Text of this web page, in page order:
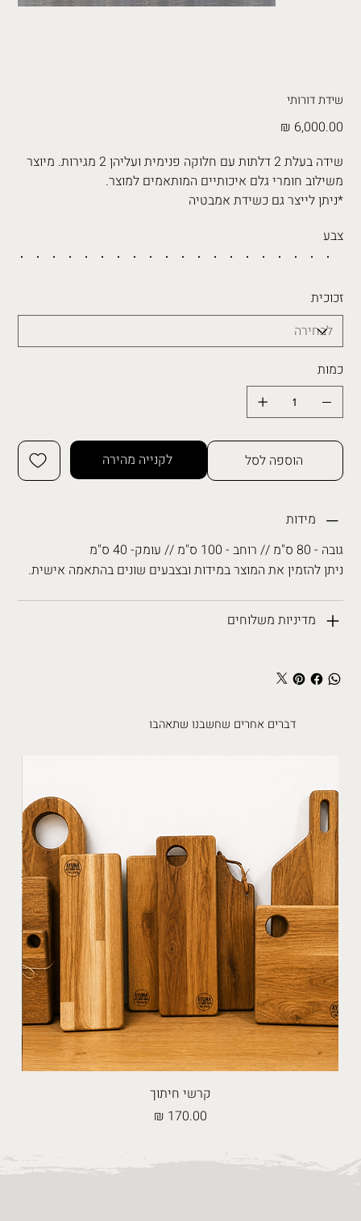
שידת דורותי
מחיר
שידה בעלת 2 דלתות עם חלוקה פנימית ועליהן 2 מגירות. מיוצר
משילוב חומרי גלם איכותיים המותאמים למוצר.
*ניתן לייצר גם כשידת אמבטיה
צבע
זכוכית
כמות
הוספה לסל לקנייה מהירה
מידות
גובה - 80 ס"מ // רוחב - 100 ס"מ // עומק- 40 ס"מ
ניתן להזמין את המוצר במידות ובצבעים שונים בהתאמה אישית.
מדיניות משלוחים
דברים אחרים שחשבנו שתאהבו
קרשי חיתוך
מחיר